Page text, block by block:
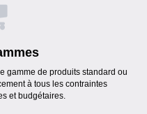
gamme de produits standard ou
à tous les contraintes
et budgétaires.